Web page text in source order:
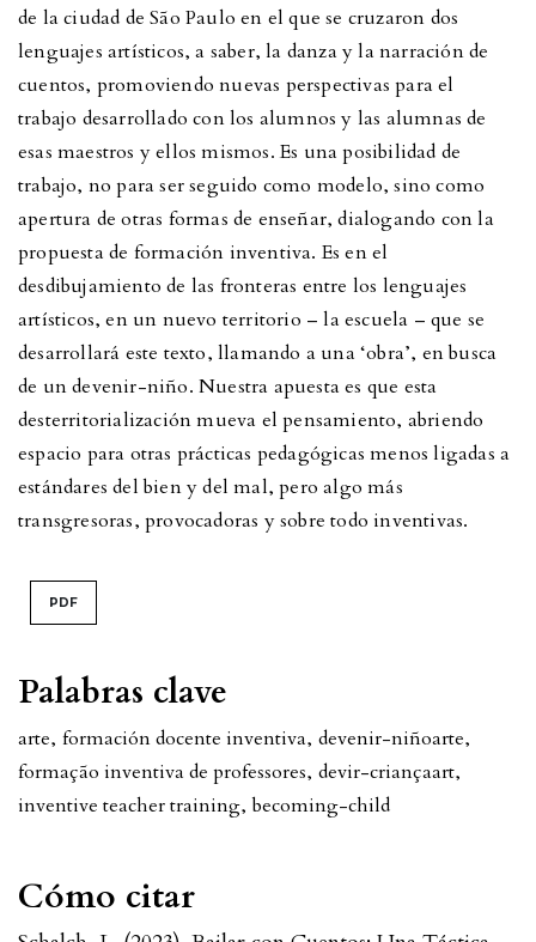
Palabras clave
arte, formación docente inventiva, devenir-niñoarte,
formação inventiva de professores, devir-criançaart,
inventive teacher training, becoming-child
Cómo citar
de la ciudad de São Paulo en el que se cruzaron dos
lenguajes artísticos, a saber, la danza y la narración de
cuentos, promoviendo nuevas perspectivas para el
trabajo desarrollado con los alumnos y las alumnas de
esas maestros y ellos mismos. Es una posibilidad de
trabajo, no para ser seguido como modelo, sino como
apertura de otras formas de enseñar, dialogando con la
propuesta de formación inventiva. Es en el
desdibujamiento de las fronteras entre los lenguajes
artísticos, en un nuevo territorio – la escuela – que se
desarrollará este texto, llamando a una ‘obra’, en busca
de un devenir-niño. Nuestra apuesta es que esta
desterritorialización mueva el pensamiento, abriendo
espacio para otras prácticas pedagógicas menos ligadas a
estándares del bien y del mal, pero algo más
transgresoras, provocadoras y sobre todo inventivas.
PDF